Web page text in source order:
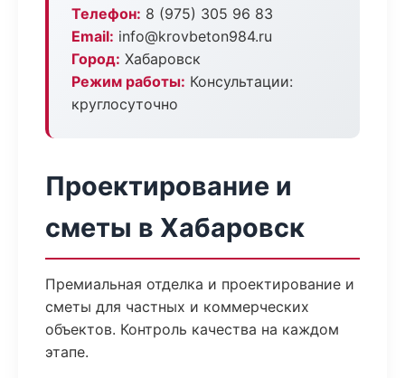
Телефон: 8 (975) 305 96 83
Email: info@krovbeton984.ru
Город: Хабаровск
Режим работы: Консультации:
круглосуточно
Проектирование и
сметы в Хабаровск
Премиальная отделка и проектирование и
сметы для частных и коммерческих
объектов. Контроль качества на каждом
этапе.